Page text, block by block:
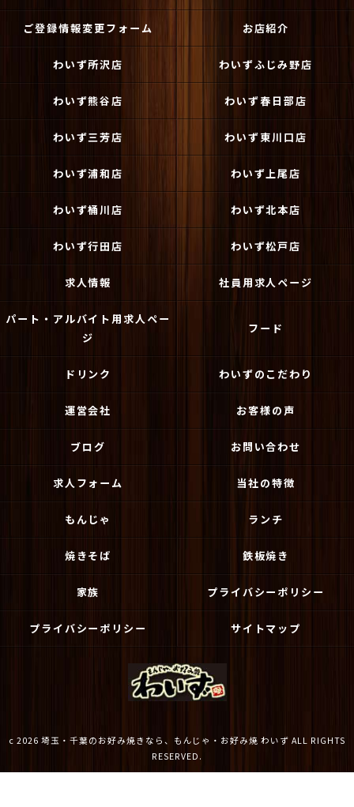
ご登録情報変更フォーム お店紹介
わいず所沢店 わいずふじみ野店
わいず熊谷店 わいず春日部店
わいず三芳店 わいず東川口店
わいず浦和店 わいず上尾店
わいず桶川店 わいず北本店
わいず行田店 わいず松戸店
求人情報 社員用求人ページ
パート・アルバイト用求人ペー
ジ
フード
ドリンク わいずのこだわり
運営会社 お客様の声
ブログ お問い合わせ
求人フォーム 当社の特徴
もんじゃ ランチ
焼きそば 鉄板焼き
家族 プライバシーポリシー
プライバシーポリシー サイトマップ
c 2026 埼玉・千葉のお好み焼きなら、もんじゃ・お好み焼 わいず ALL RIGHTS
RESERVED.